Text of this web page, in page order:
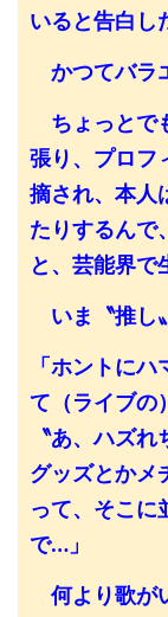
いると告白し
かつてバラ
ちょっとで
張り、プロフ
摘され、本人
たりするんで
と、芸能界で
いま〝推し
「ホントに
て（ライブの
〝あ、ハズ
グッズとかメ
って、そこに
で…」
何より歌が